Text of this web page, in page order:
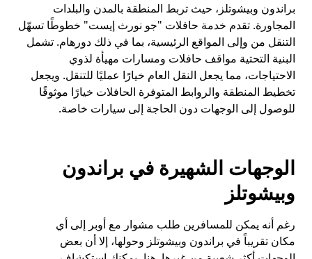
براندون وبيشوتلز، حيث تربط المنطقة بالمدن والبلدات
المجاورة. تقدم خدمة حافلات "جو نورث إيست" خطوطًا تسهّل
التنقل من وإلى المواقع الرئيسية، بما في ذلك دورهام. تشمل
البنية التحتية مواقف حافلات ومسارات مهيأة لذوي
الاحتياجات، مما يجعل النقل العام خيارًا عمليًا للتنقل. ويجعل
تخطيط المنطقة والروابط المتوفرة الحافلات خيارًا موثوقًا
للوصول إلى الوجهات دون الحاجة إلى سيارات خاصة.
الوجهات الشهيرة في براندون
وبيشوتلز
رغم أنه يمكن للمسافرين طلب مشوار مع أوبر إلى أي
مكان تقريباً في براندون وبيشوتلز وحولها، إلا أن بعض